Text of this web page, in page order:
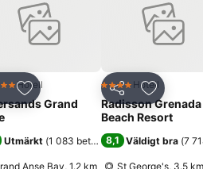
Lägg till i Mina Favoriter
Hotell
Grand
Utmärkt (1 083 betyg)
Anse Bay, 1.2 km
Dela Lägg till
4 StjärnorHotell
Radisson Grenada
Beach Resort
8,1 Väldigt bra (7
St George's, 3.5